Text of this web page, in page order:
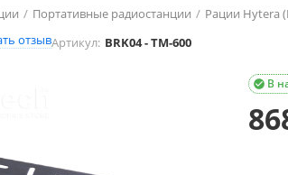
/ Портативные радиостанции / Рации Hytera
отзывАртикул: BRK04 - TM-600
В
